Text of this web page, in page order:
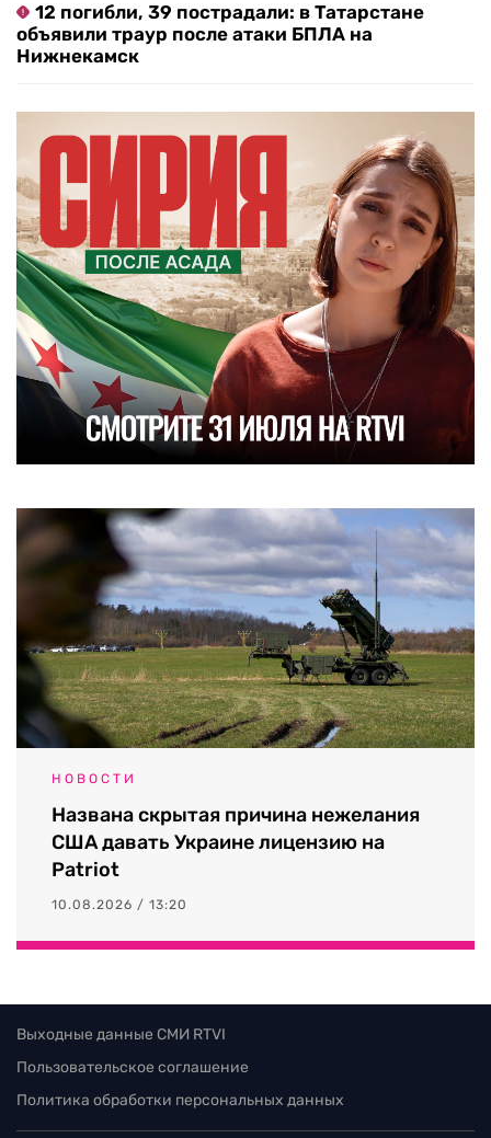
12 погибли, 39 пострадали: в Татарстане
объявили траур после атаки БПЛА на
Нижнекамск
НОВОСТИ
Названа скрытая причина нежелания
США давать Украине лицензию на
Patriot
10.08.2026 / 13:20
Выходные данные СМИ RTVI
Пользовательское соглашение
Политика обработки персональных данных